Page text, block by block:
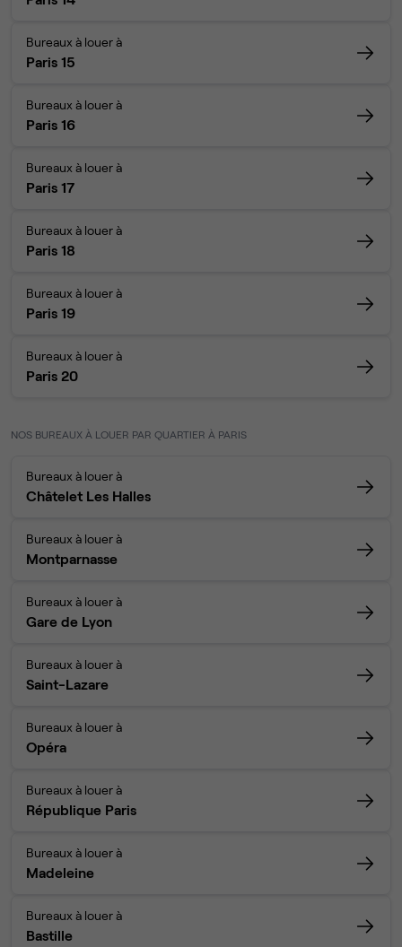
Bureaux à louer à
Paris 15
Bureaux à louer à
Paris 16
Bureaux à louer à
Paris 17
Bureaux à louer à
Paris 18
Bureaux à louer à
Paris 19
Bureaux à louer à
Paris 20
NOS BUREAUX À LOUER PAR QUARTIER À PARIS
Bureaux à louer à
Châtelet Les Halles
Bureaux à louer à
Montparnasse
Bureaux à louer à
Gare de Lyon
Bureaux à louer à
Saint-Lazare
Bureaux à louer à
Opéra
Bureaux à louer à
République Paris
Bureaux à louer à
Madeleine
Bureaux à louer à
Bastille